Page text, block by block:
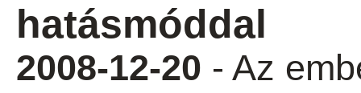
hatásmóddal
2008-12-20 - Az